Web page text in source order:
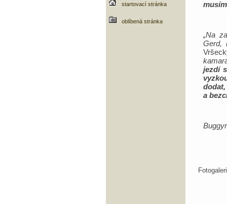
startovací stránka
oblíbená stránka
„Na
Gerd,
jezdí
a